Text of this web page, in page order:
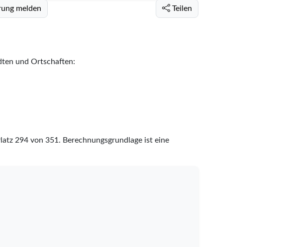
melden Teilen
und Ortschaften:
294von 351 . Berechnungsgrundlage ist eine